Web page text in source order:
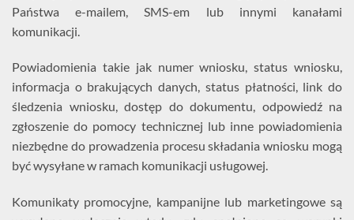
Państwa e-mailem, SMS-em lub innymi kanałami
komunikacji.
Powiadomienia takie jak numer wniosku, status wniosku,
informacja o brakujących danych, status płatności, link do
śledzenia wniosku, dostęp do dokumentu, odpowiedź na
zgłoszenie do pomocy technicznej lub inne powiadomienia
niezbędne do prowadzenia procesu składania wniosku mogą
być wysyłane w ramach komunikacji usługowej.
Komunikaty promocyjne, kampanijne lub marketingowe są